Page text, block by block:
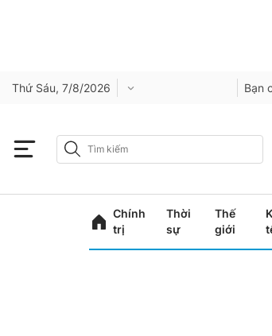
Thứ Sáu, 7/8/2026 Bạn
Chính
trị
Thời
sự
Thế
giới